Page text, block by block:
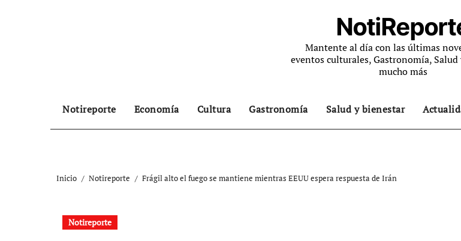
Mantente al día con las últimas
eventos culturales, Gastronomía,
mucho más
Notireporte Economía Cultura Gastronomía Salud y bienestar
Inicio Notireporte Frágil alto el fuego se mantiene mientras EEUU espera respuesta de Irán
Notireporte